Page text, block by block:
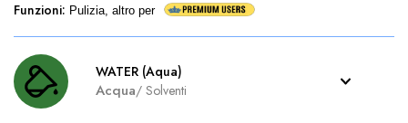
Funzioni: Pulizia, altro per
WATER (Aqua)
Acqua/ Solventi